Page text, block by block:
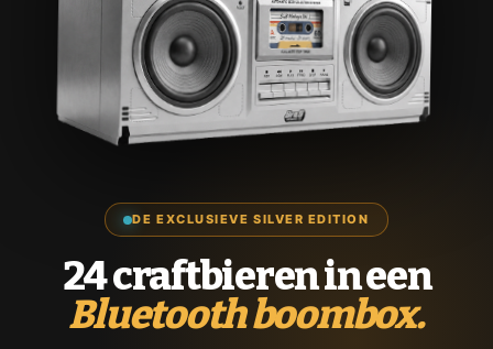
DE EXCLUSIEVE SILVER EDITION
24 craftbieren in een
Bluetooth boombox.